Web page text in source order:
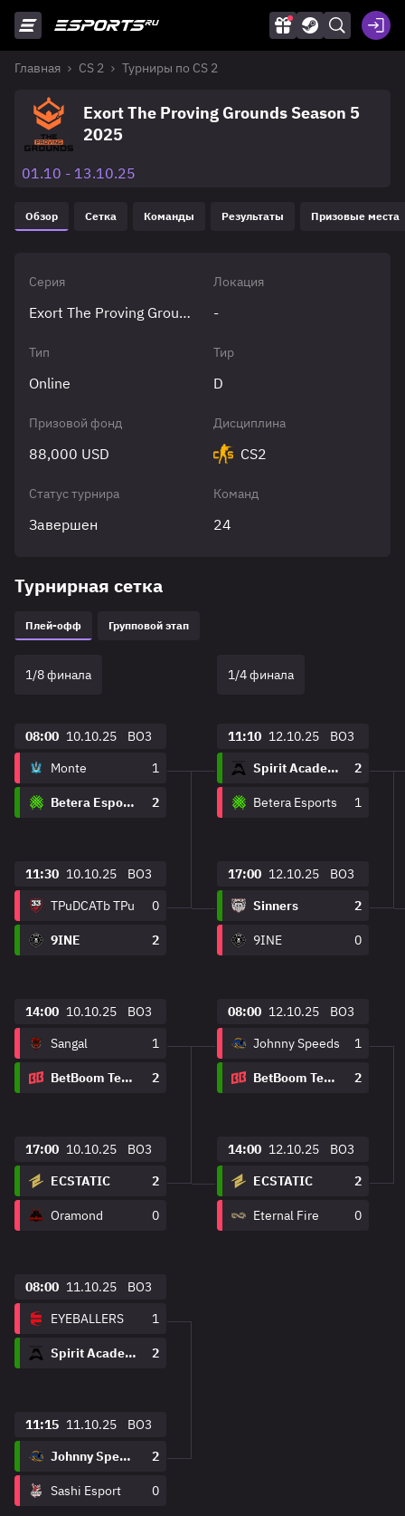
Главная CS 2 Турниры по CS 2
Exort The Proving Grounds Season 5
2025
01.10 - 13.10.25
Обзор Сетка Команды Результаты Призовые места
Серия
Exort The Proving Grounds
Локация
-
Тип
Online
Тир
D
Призовой фонд
88,000 USD
Дисциплина
CS2
Статус турнира
Завершен
Команд
24
Турнирная сетка
Плей-офф Групповой этап
1/8 финала
08:00 10.10.25
BO3
Monte
1
Betera Esports 2
11:30 10.10.25
BO3
TPuDCATb TPu
0
9INE 2
14:00 10.10.25
BO3
Sangal
1
BetBoom Team 2
17:00 10.10.25
BO3
ECSTATIC
2
Oramond 0
08:00 11.10.25
BO3
EYEBALLERS
1
Spirit Academy 2
11:15 11.10.25
BO3
Johnny Speeds
2
Sashi Esport 0
1/4 финала
11:10 12.10.25
BO3
Spirit Academy
2
Betera Esports 1
17:00 12.10.25
BO3
Sinners
2
9INE 0
08:00 12.10.25
BO3
Johnny Speeds
1
BetBoom Team 2
14:00 12.10.25
BO3
ECSTATIC
2
Eternal Fire 0